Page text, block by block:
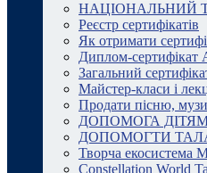
НАЦІОНАЛЬНИЙ
Реєстр сертифікатів
Як отримати
Диплом-сертифікат
Загальний
Майстер-класи і
Продати пісню,
ДОПОМОГА
ДОПОМОГТИ
Творча
Constellation World